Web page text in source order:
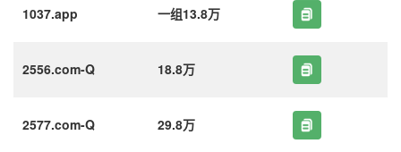
1037.app 一组13.8万
2556.com-Q 18.8万
2577.com-Q 29.8万